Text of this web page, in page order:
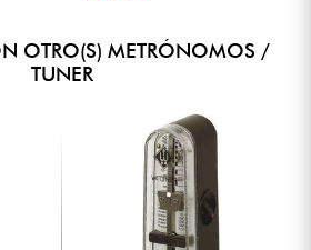
OTRO(S) METRÓNOMOS /
TUNER